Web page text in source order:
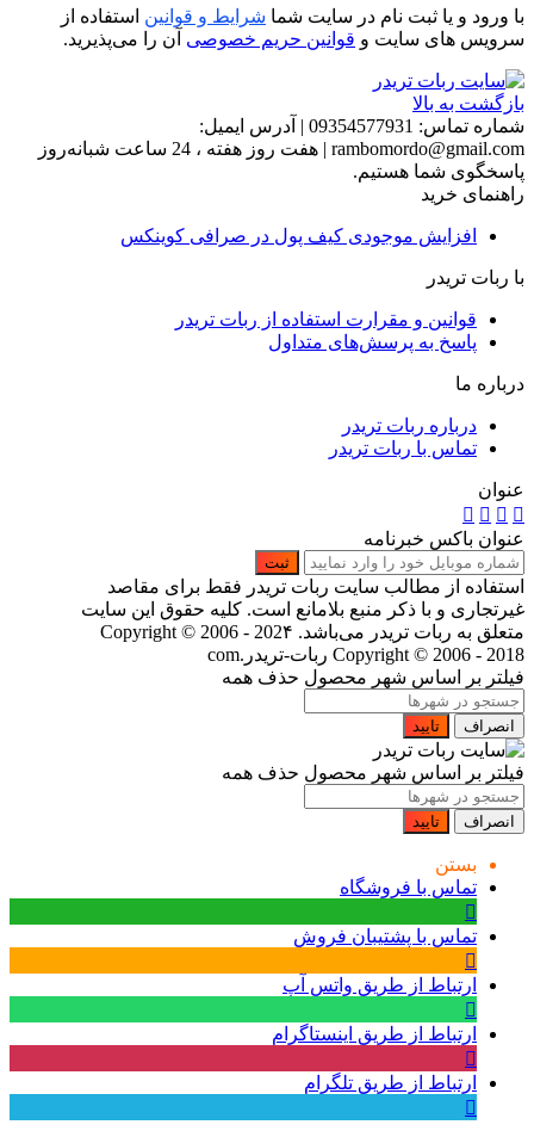
با ورود و یا ثبت نام در سایت شما شرایط و قوانین استفاده از
سرویس های سایت و قوانین حریم خصوصی آن را می‌پذیرید.
بازگشت به بالا
شماره تماس: 09354577931
| آدرس ایمیل:
rambomordo@gmail.com
|
هفت روز هفته ، 24 ساعت شبانه‌روز
پاسخگوی شما هستیم.
راهنمای خرید
افزایش موجودی کیف پول در صرافی کوینکس
با ربات تریدر
قوانین و مقرارت استفاده از ربات تریدر
پاسخ به پرسش‌های متداول
درباره ما
درباره ربات تریدر
تماس با ربات تریدر
عنوان
عنوان باکس خبرنامه
ثبت
استفاده از مطالب سایت ربات تریدر فقط برای مقاصد
غیرتجاری و با ذکر منبع بلامانع است. کلیه حقوق این سایت
متعلق به ربات تریدر می‌باشد. Copyright © 2006 - 202۴
Copyright © 2006 - 2018 ربات-تریدر.com
فیلتر بر اساس شهر محصول حذف همه
انصراف تایید
فیلتر بر اساس شهر محصول حذف همه
انصراف تایید
بستن
تماس با فروشگاه
تماس با پشتیبان فروش
ارتباط از طریق واتس آپ
ارتباط از طریق اینستاگرام
ارتباط از طریق تلگرام